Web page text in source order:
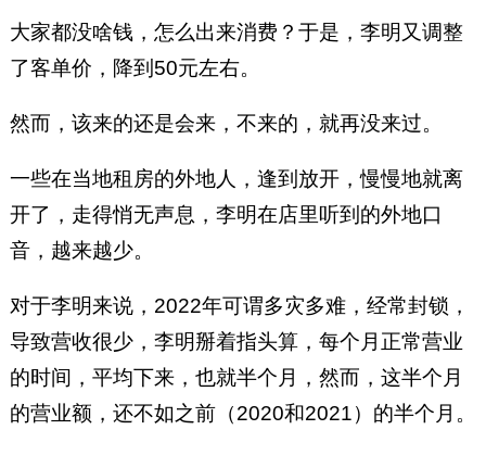
大家都没啥钱，怎么出来消费？于是，李明又调整
了客单价，降到50元左右。
然而，该来的还是会来，不来的，就再没来过。
一些在当地租房的外地人，逢到放开，慢慢地就离
开了，走得悄无声息，李明在店里听到的外地口
音，越来越少。
对于李明来说，2022年可谓多灾多难，经常封锁，
导致营收很少，李明掰着指头算，每个月正常营业
的时间，平均下来，也就半个月，然而，这半个月
的营业额，还不如之前（2020和2021）的半个月。